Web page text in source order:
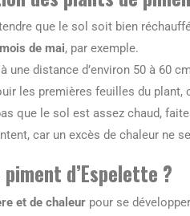
que le sol soit bien
mois de mai, par exemple.
une distance d’environ 50 à 60
les premières feuilles du
que le sol est assez chaud,
car un excès de chaleur ne
d’Espelette ?
et de chaleur pour se